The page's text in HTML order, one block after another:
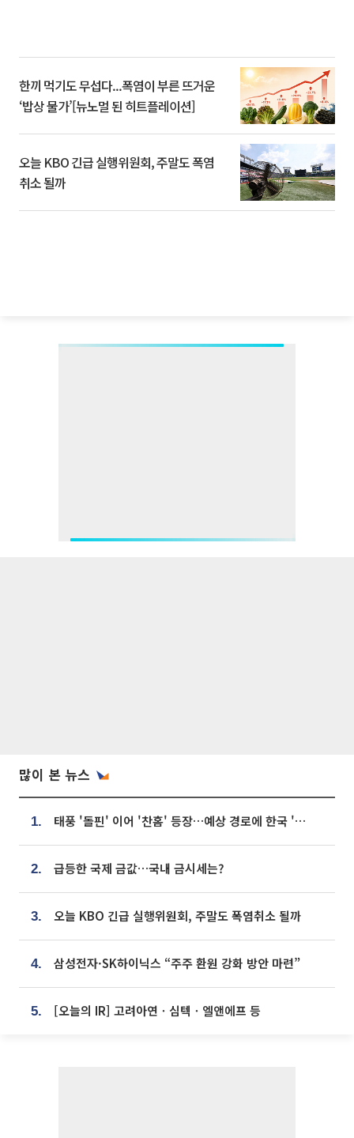
한끼 먹기도 무섭다...폭염이 부른 뜨거운
‘밥상 물가’[뉴노멀 된 히트플레이션]
오늘 KBO 긴급 실행위원회, 주말도 폭염
취소 될까
많이 본 뉴스
1. 태풍 '돌핀' 이어 '찬홈' 등장…예상 경로에 한국 '한숨'
2. 급등한 국제 금값…국내 금시세는?
3. 오늘 KBO 긴급 실행위원회, 주말도 폭염취소 될까
4. 삼성전자·SK하이닉스 “주주 환원 강화 방안 마련”
5. [오늘의 IR] 고려아연ㆍ심텍ㆍ엘앤에프 등